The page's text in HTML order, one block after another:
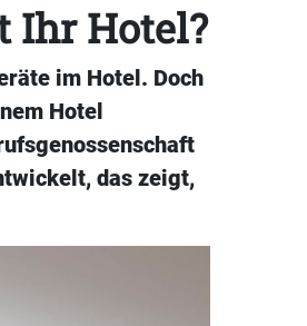
Ihr Hotel?
im Hotel. Doch
Hotel
das zeigt,